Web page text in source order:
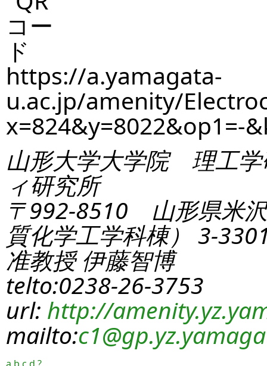
https://a.yamagata-
u.ac.jp/amenity/
x=824&y=8022&op1=-
山形大学大学院 理工学
ィ研究所
〒992-8510 山形県米
質化学工学科棟） 3-
准教授 伊藤智博
telto:0238-26-3753
url: http://
mailto:c1